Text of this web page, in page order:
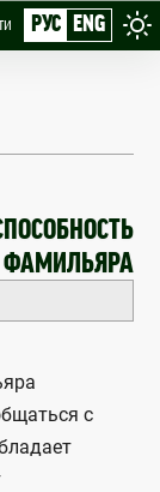
РУС ENG
ФАМИЛЬЯРА
с